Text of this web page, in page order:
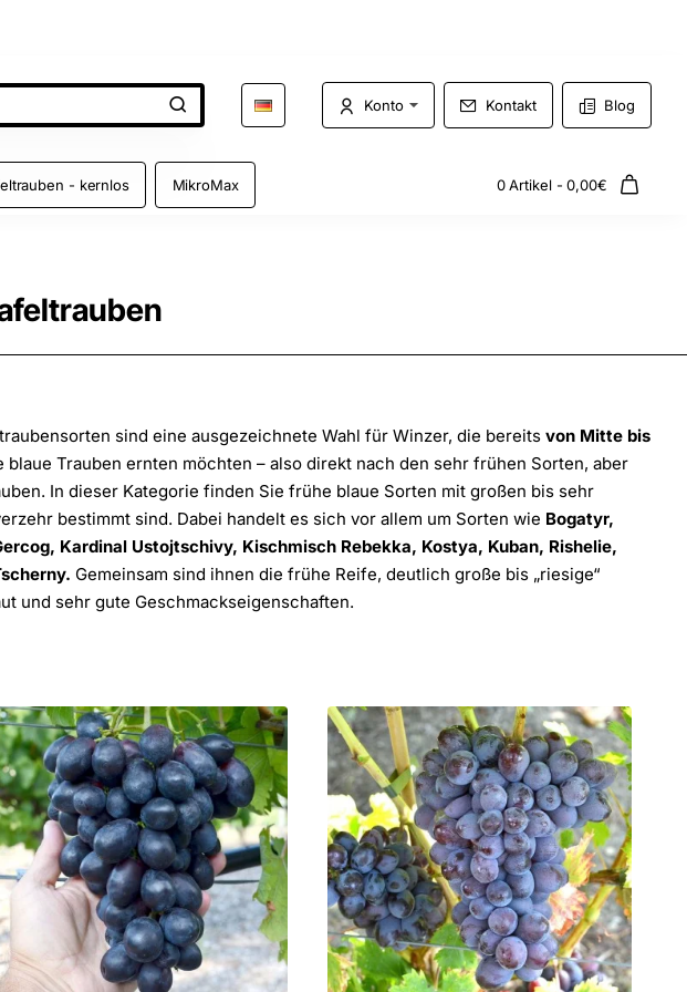
Konto Kontakt Blog
- kernlos MikroMax 0 Artikel - 0,00€
sind eine ausgezeichnete Wahl für Winzer, die bereits von Mitte bis
Trauben ernten möchten – also direkt nach den sehr frühen Sorten, aber
In dieser Kategorie finden Sie frühe blaue Sorten mit großen bis sehr
bestimmt sind. Dabei handelt es sich vor allem um Sorten wie Bogatyr,
Kardinal Ustojtschivy, Kischmisch Rebekka, Kostya, Kuban, Rishelie,
Gemeinsam sind ihnen die frühe Reife, deutlich große bis „riesige“
und sehr gute Geschmackseigenschaften.